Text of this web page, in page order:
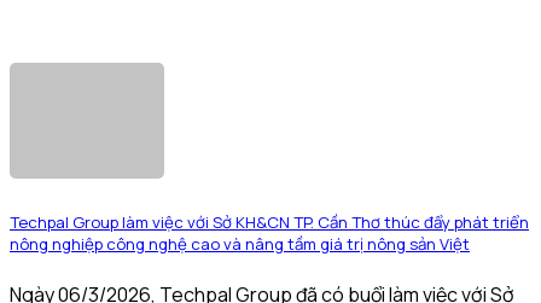
Techpal Group làm việc với Sở KH&CN TP. Cần Thơ thúc đẩy phát triển
nông nghiệp công nghệ cao và nâng tầm giá trị nông sản Việt
Ngày 06/3/2026, Techpal Group đã có buổi làm việc với Sở